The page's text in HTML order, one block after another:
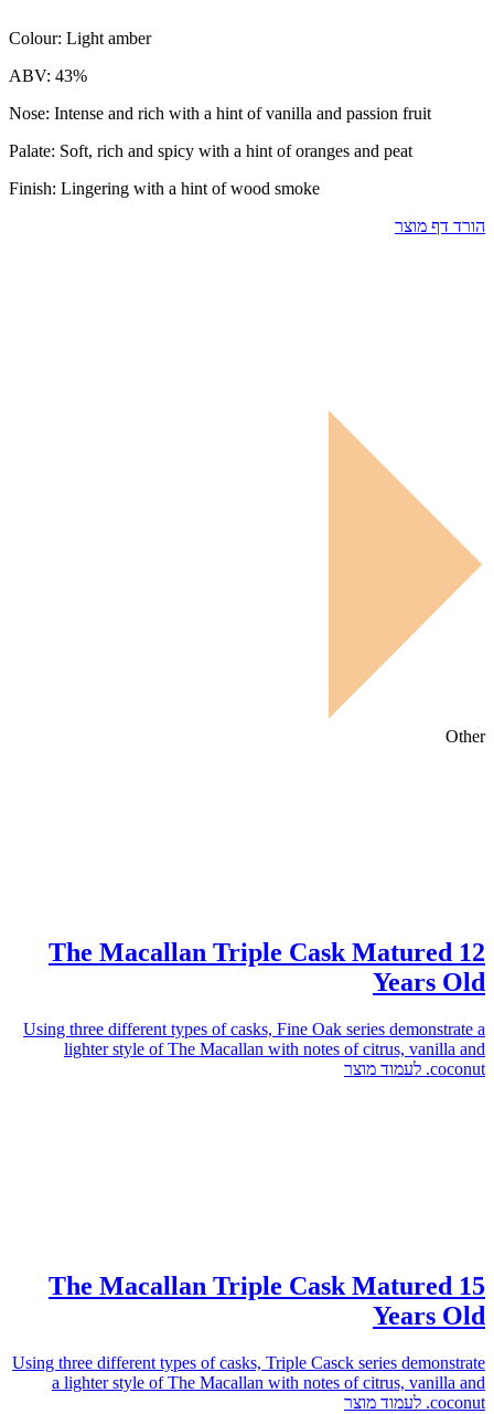
Colour: Light amber
ABV: 43%
Nose: Intense and rich with a hint of vanilla and passion fruit
Palate: Soft, rich and spicy with a hint of oranges and peat
Finish: Lingering with a hint of wood smoke
הורד דף מוצר
Other
The Macallan Triple Cask Matured 12
Years Old
Using three different types of casks, Fine Oak series demonstrate a
lighter style of The Macallan with notes of citrus, vanilla and
coconut. לעמוד מוצר
The Macallan Triple Cask Matured 15
Years Old
Using three different types of casks, Triple Casck series demonstrate
a lighter style of The Macallan with notes of citrus, vanilla and
coconut. לעמוד מוצר